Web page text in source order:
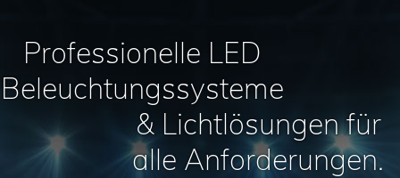
Professionelle LED
Beleuchtungssysteme
& Lichtlösungen für
alle Anforderungen.